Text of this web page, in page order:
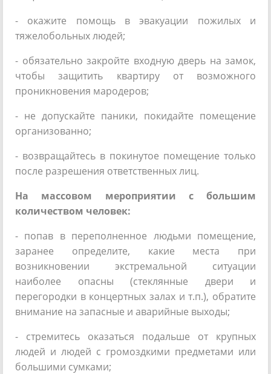
- окажите помощь в эвакуации пожилых и
тяжелобольных людей;
- обязательно закройте входную дверь на замок,
чтобы защитить квартиру от возможного
проникновения мародеров;
- не допускайте паники, покидайте помещение
организованно;
- возвращайтесь в покинутое помещение только
после разрешения ответственных лиц.
На массовом мероприятии с большим
количеством человек:
- попав в переполненное людьми помещение,
заранее определите, какие места при
возникновении экстремальной ситуации
наиболее опасны (стеклянные двери и
перегородки в концертных залах и т.п.), обратите
внимание на запасные и аварийные выходы;
- стремитесь оказаться подальше от крупных
людей и людей с громоздкими предметами или
большими сумками;